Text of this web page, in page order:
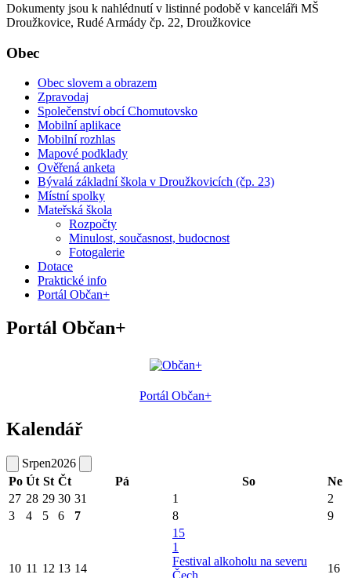
Dokumenty jsou k nahlédnutí v listinné podobě v kanceláři MŠ
Droužkovice, Rudé Armády čp. 22, Droužkovice
Obec
Obec slovem a obrazem
Zpravodaj
Společenství obcí Chomutovsko
Mobilní aplikace
Mobilní rozhlas
Mapové podklady
Ověřená anketa
Bývalá základní škola v Droužkovicích (čp. 23)
Místní spolky
Mateřská škola
Rozpočty
Minulost, současnost, budocnost
Fotogalerie
Dotace
Praktické info
Portál Občan+
Portál Občan+
Portál Občan+
Kalendář
Srpen2026
Po Út St Čt Pá So
Ne
27 28 29 30 31 1
2
3
4 5 6 7 8 9
10 11 12 13 14
15
1
Festival alkoholu na severu
Čech
16